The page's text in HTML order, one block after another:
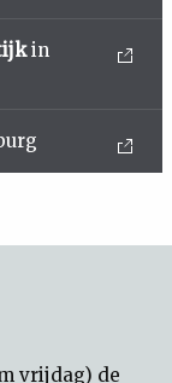
in
vrijdag) de